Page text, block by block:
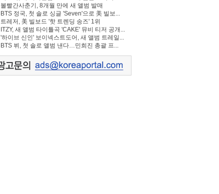
볼빨간사춘기, 8개월 만에 새 앨범 발매
BTS 정국, 첫 솔로 싱글 'Seven'으로 美 빌보...
트레저, 美 빌보드 '핫 트렌딩 송즈' 1위
ITZY, 새 앨범 타이틀곡 'CAKE' 뮤비 티저 공개...
'하이브 신인' 보이넥스트도어, 새 앨범 트레일...
BTS 뷔, 첫 솔로 앨범 낸다…민희진 총괄 프...